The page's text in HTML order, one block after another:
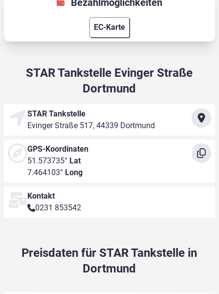
Bezahlmöglichkeiten
EC-Karte
STAR Tankstelle Evinger Straße
Dortmund
STAR Tankstelle
Evinger Straße 517, 44339 Dortmund
GPS-Koordinaten
51.573735° Lat
7.464103° Long
Kontakt
0231 853542
Preisdaten für STAR Tankstelle in
Dortmund